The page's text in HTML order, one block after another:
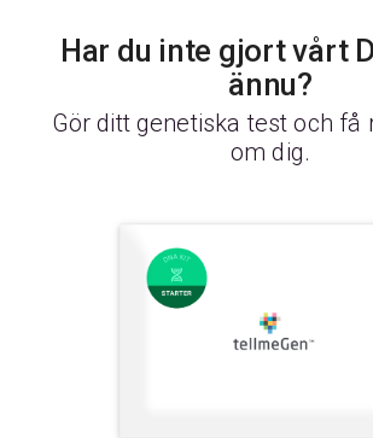
Har du inte gjort vårt
ännu?
Gör ditt genetiska test och få
om dig.